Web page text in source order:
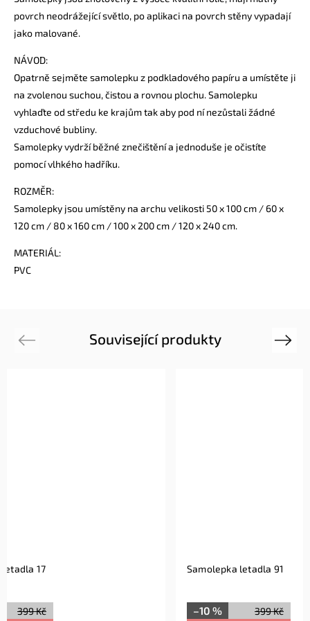
povrch neodrážející světlo, po aplikaci na povrch stěny vypadají
jako malované.
NÁVOD:
Opatrně sejměte samolepku z podkladového papíru a umístěte ji
na zvolenou suchou, čistou a rovnou plochu. Samolepku
vyhlaďte od středu ke krajům tak aby pod ní nezůstali žádné
vzduchové bubliny.
Samolepky vydrží běžné znečištění a jednoduše je očistíte
pomocí vlhkého hadříku.
ROZMĚR:
Samolepky jsou umístěny na archu velikosti 50 x 100 cm / 60 x
120 cm / 80 x 160 cm / 100 x 200 cm / 120 x 240 cm.
MATERIÁL:
PVC
Související produkty
Previous
Samolepka letadla 17
–10 % –10 %
Next